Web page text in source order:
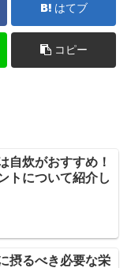
はてブ
コピー
自炊がおすすめ！
トについて紹介し
摂るべき必要な栄